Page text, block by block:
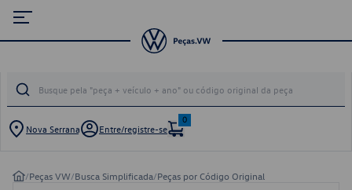
Nova Serrana Entre/registre-se
0
/Peças VW/Busca Simplificada/Peças por Código Original